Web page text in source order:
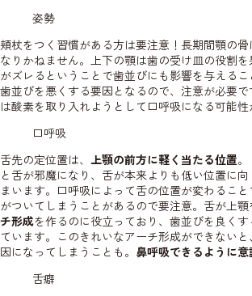
姿勢
頬杖をつく習慣がある方は要注意！長期間顎の
なりかねません。上下の顎は歯の受け皿の役割
がズレるということで歯並びにも影響を与えるこ
歯並びを悪くする要因となるので、注意が必要
は酸素を取り入れようとして口呼吸になる可能性
口呼吸
舌先の定位置は、 上顎の前方に軽く当たる位置
と舌が邪魔になり、舌が本来よりも低い位置に
まいます。口呼吸によって舌の位置が変わるこ
がついてしまうことがあるので要注意。舌が上
チ形成を作るのに役立っており、歯並びを良く
ています。このきれいなアーチ形成ができない
因になってしまうことも。 鼻呼吸できるように意
舌癖